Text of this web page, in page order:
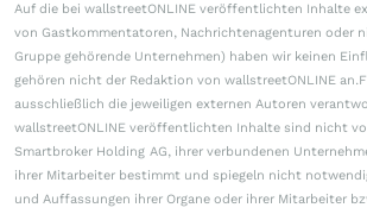
Auf die bei wallstreetONLINE veröffentlichten Inhalte
von Gastkommentatoren, Nachrichtenagenturen oder
Gruppe gehörende Unternehmen) haben wir keinen
gehören nicht der Redaktion von wallstreetONLINE
ausschließlich die jeweiligen externen Autoren
wallstreetONLINE veröffentlichten Inhalte sind nicht
Smartbroker Holding AG, ihrer verbundenen
ihrer Mitarbeiter bestimmt und spiegeln nicht
und Auffassungen ihrer Organe oder ihrer Mitarbeiter